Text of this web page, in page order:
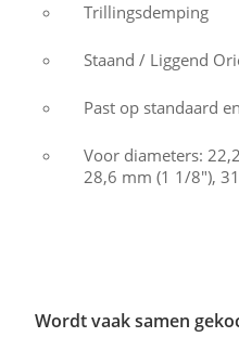
Trillingsdemping
Staand / Liggend
Past op standaard
Voor diameters:
28,6 mm (1 1/8"),
Wordt vaak samen